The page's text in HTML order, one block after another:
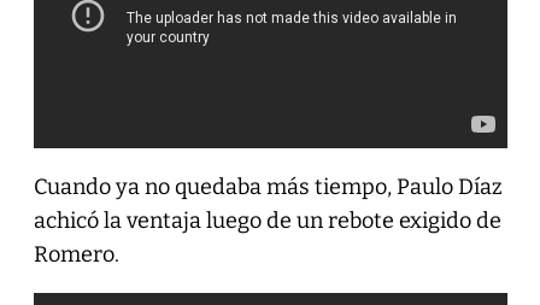
Cuando ya no quedaba más tiempo, Paulo Díaz
achicó la ventaja luego de un rebote exigido de
Romero.